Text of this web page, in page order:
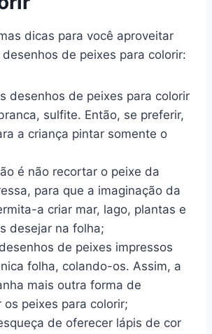
dicas para você aproveitar
de peixes para colorir:
desenhos de peixes para colorir
sulfite. Então, se preferir,
a criança pintar somente o
é não recortar o peixe da
para que a imaginação da
a criar mar, lago, plantas e
desejar na folha;
de peixes impressos
folha, colando-os. Assim, a
mais outra forma de
os peixes para colorir;
de oferecer lápis de cor